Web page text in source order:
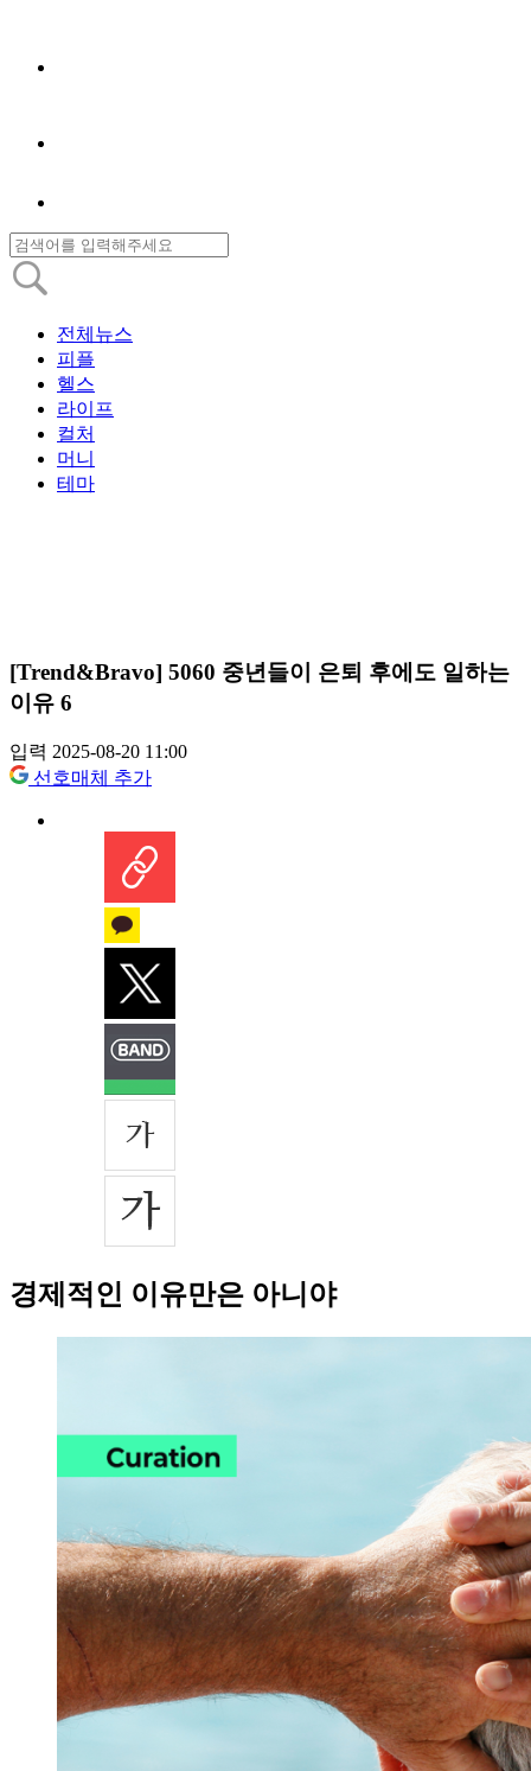
전체뉴스
피플
헬스
라이프
컬처
머니
테마
[Trend&Bravo] 5060 중년들이 은퇴 후에도 일하는
이유 6
입력 2025-08-20 11:00
선호매체 추가
경제적인 이유만은 아니야